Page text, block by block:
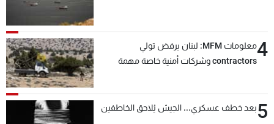
4
معلومات MFM: لبنان يرفض تولي
contractors وشركات أمنية خاصة مهمة
5بعد خطف عسكري... الجيش يُلاحق الخاطفين